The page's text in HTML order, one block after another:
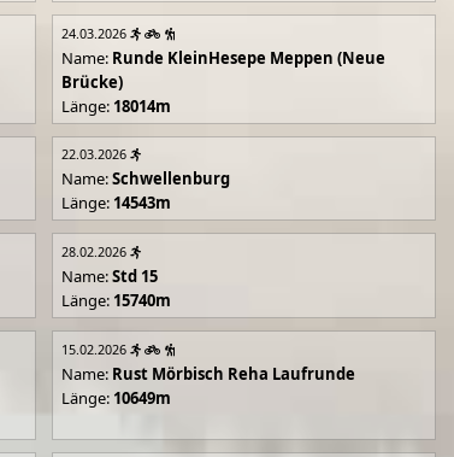
24.03.2026
Name: Runde KleinHesepe Meppen (Neue
Brücke)
Länge: 18014m
22.03.2026
Name:Schwellenburg
Länge: 14543m
28.02.2026
Name:Std 15
Länge: 15740m
15.02.2026
Name: Rust Mörbisch Reha Laufrunde
Länge: 10649m